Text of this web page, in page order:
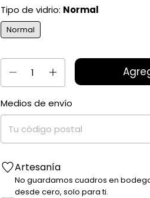
Tipo de vidrio: Normal
Normal
Entregas para el CP:
Medios de envío
Artesanía
No guardamos cuadros en
desde cero, solo para ti.